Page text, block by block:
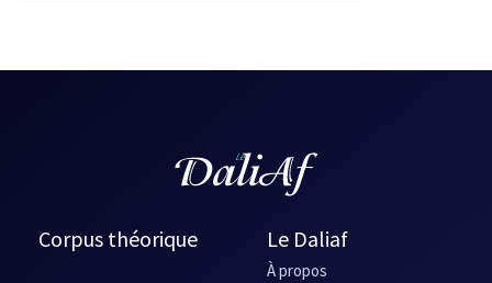
Corpus théorique Le Daliaf
À propos